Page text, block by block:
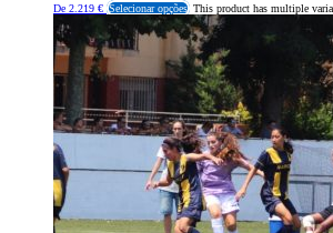
De 2.219 € Selecionar opções This product has multiple